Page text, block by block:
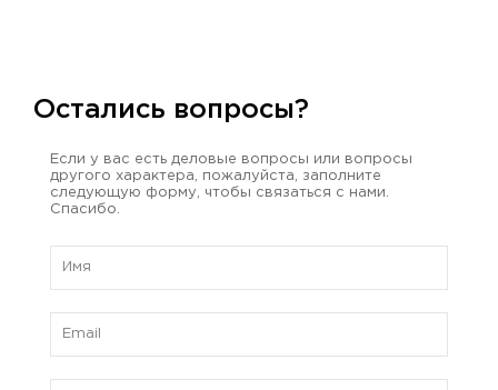
Остались вопросы?
Если у вас есть деловые вопросы или вопросы
другого характера, пожалуйста, заполните
следующую форму, чтобы связаться с нами.
Спасибо.